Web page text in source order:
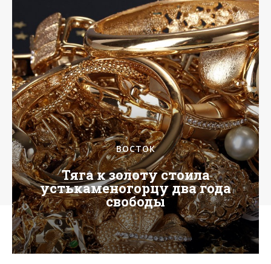
ВОСТОК
Тяга к золоту стоила
устькаменогорцу два года
свободы